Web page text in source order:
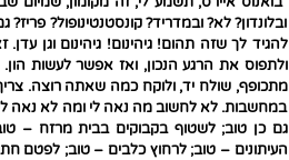
ובלונדון? לא? ובמדריד? קונסטנטינופול?
להגיד לך שזה תהום! גיהינום! גיהינום וגן
ולתפוס את הרגע הנכון, ואז אפשר לעשות
מתכופף, שולח יד, ולוקח כמה שאתה רוצה.
במחשבות. לא לחשוב מה נאה לי ומה לא נאה
גם כן טוב; לשטוף בקבוקים בבית מרזח –
העיתונים – טוב; לרחוץ כלבים – טוב; לפטם